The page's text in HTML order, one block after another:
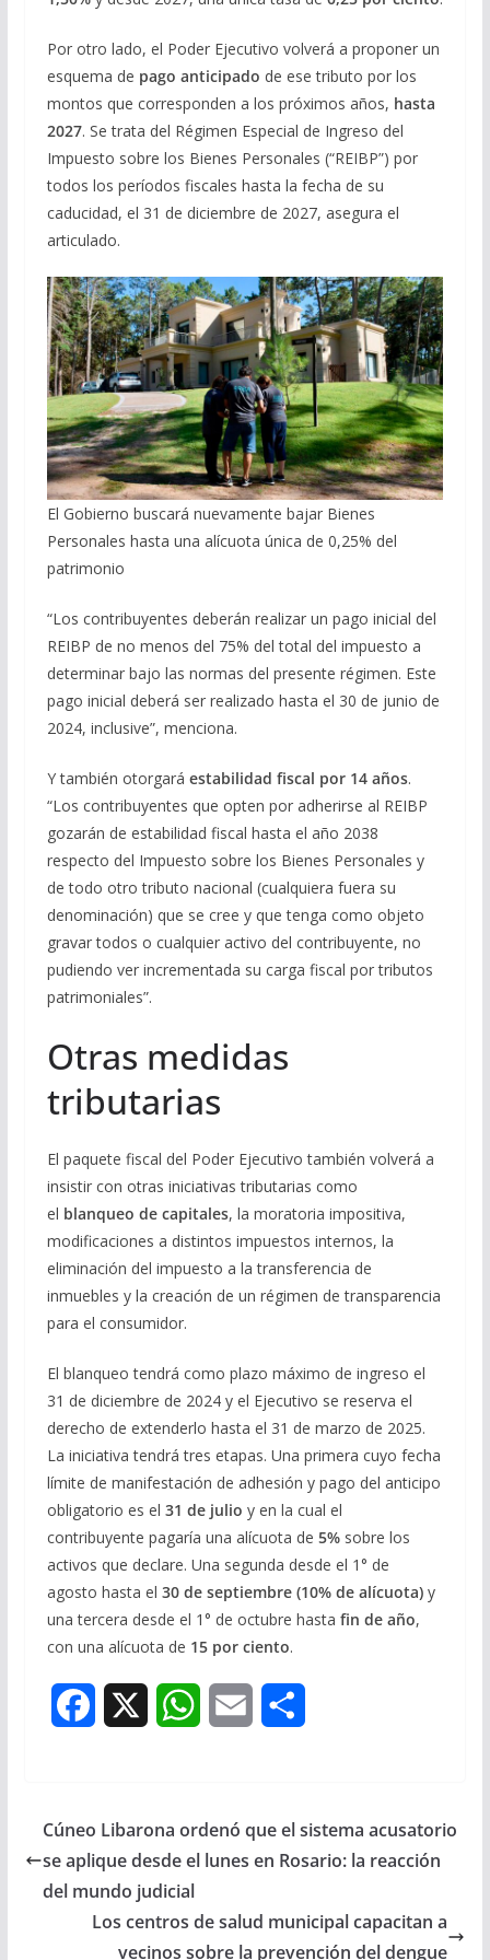
Por otro lado, el Poder Ejecutivo volverá a proponer un
esquema de pago anticipado de ese tributo por los
montos que corresponden a los próximos años, hasta
2027. Se trata del Régimen Especial de Ingreso del
Impuesto sobre los Bienes Personales (“REIBP”) por
todos los períodos fiscales hasta la fecha de su
caducidad, el 31 de diciembre de 2027, asegura el
articulado.
El Gobierno buscará nuevamente bajar Bienes
Personales hasta una alícuota única de 0,25% del
patrimonio
“Los contribuyentes deberán realizar un pago inicial del
REIBP de no menos del 75% del total del impuesto a
determinar bajo las normas del presente régimen. Este
pago inicial deberá ser realizado hasta el 30 de junio de
2024, inclusive”, menciona.
Y también otorgará estabilidad fiscal por 14 años.
“Los contribuyentes que opten por adherirse al REIBP
gozarán de estabilidad fiscal hasta el año 2038
respecto del Impuesto sobre los Bienes Personales y
de todo otro tributo nacional (cualquiera fuera su
denominación) que se cree y que tenga como objeto
gravar todos o cualquier activo del contribuyente, no
pudiendo ver incrementada su carga fiscal por tributos
patrimoniales”.
Otras medidas
tributarias
El paquete fiscal del Poder Ejecutivo también volverá a
insistir con otras iniciativas tributarias como
el blanqueo de capitales, la moratoria impositiva,
modificaciones a distintos impuestos internos, la
eliminación del impuesto a la transferencia de
inmuebles y la creación de un régimen de transparencia
para el consumidor.
El blanqueo tendrá como plazo máximo de ingreso el
31 de diciembre de 2024 y el Ejecutivo se reserva el
derecho de extenderlo hasta el 31 de marzo de 2025.
La iniciativa tendrá tres etapas. Una primera cuyo fecha
límite de manifestación de adhesión y pago del anticipo
obligatorio es el 31 de julio y en la cual el
contribuyente pagaría una alícuota de 5%sobre los
activos que declare. Una segunda desde el 1° de
agosto hasta el 30 de septiembre (10% de alícuota)y
una tercera desde el 1° de octubre hasta fin de año,
con una alícuota de 15 por ciento.
e
o
W
t
A
i
r
Cúneo Libarona ordenó que el sistema acusatorio
se aplique desde el lunes en Rosario: la reacción
del mundo judicial
Los centros de salud municipal capacitan a
vecinos sobre la prevención del dengue